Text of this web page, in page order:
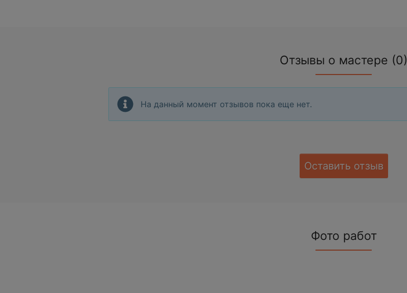
Отзывы о мастере (0)
На данный момент отзывов пока еще нет.
Оставить отзыв
Фото работ